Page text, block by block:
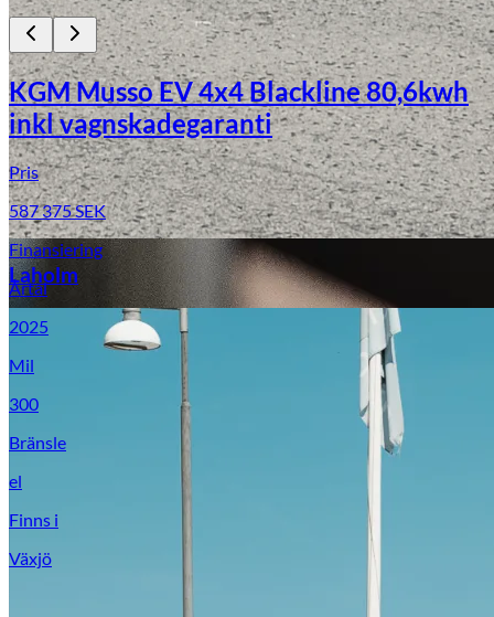
Laga stenskott
Laholm
KGM Musso EV 4x4 Blackline 80,6kwh
inkl vagnskadegaranti
Pris
587 375SEK
Finansiering
Årtal
2025
Mil
300
Bränsle
el
Finns i
Växjö